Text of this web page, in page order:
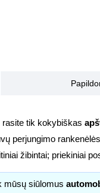
rasite tik kokybiškas
perjungimo
žibintai; priekiniai
mūsų siūlomus